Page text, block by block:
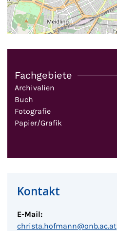
Fachgebiete
Archivalien
Buch
Fotografie
Papier/Grafik
Kontakt
E-Mail:
christa.hofmann@onb.ac.at